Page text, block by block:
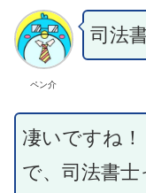
ペン介
司法
凄いですね！
で、司法書